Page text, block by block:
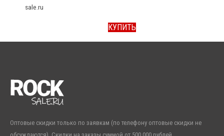
sale.ru
КУПИТЬ
Оптовые скидки только по заявкам (по телефону оптовые скидки не